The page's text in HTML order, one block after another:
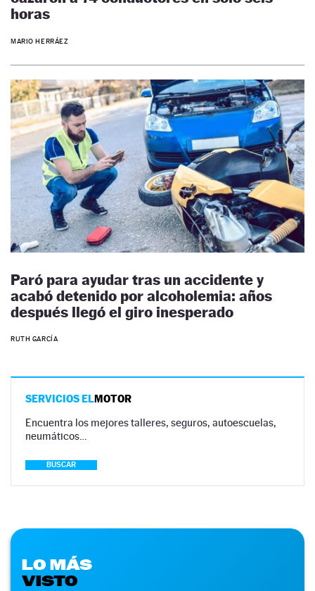
horas
MARIO HERRÁEZ
Paró para ayudar tras un accidente y
acabó detenido por alcoholemia: años
después llegó el giro inesperado
RUTH GARCÍA
SERVICIOS ELMOTOR
Encuentra los mejores talleres, seguros, autoescuelas,
neumáticos…
BUSCAR
LO MÁS
VISTO